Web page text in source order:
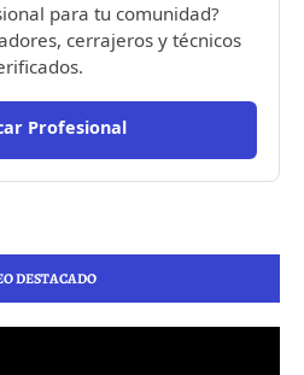
para tu comunidad?
cerrajeros y técnicos
Profesional
DESTACADO